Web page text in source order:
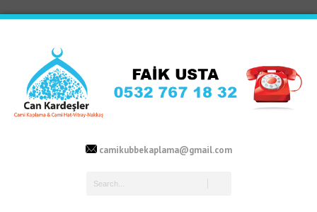
camikubbekaplama@gmail.com